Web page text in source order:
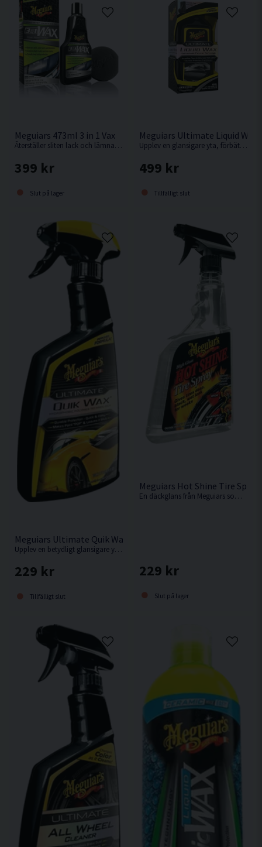
Meguiars 473ml 3 in 1 Vax
Återställer sliten lack och lämnar efter sig ett skyddande lager vax, allt i ett steg!
399 kr
Slut på lager
Meguiars Ultimate Liquid Wax
Upplev en glansigare yta, förbättrat skydd och ännu mer vattenavrinning!
499 kr
Tillfälligt slut
Meguiars Ultimate Quik Wax 473ml Sprayvax
Upplev en betydligt glansigare yta, bättre skydd och mer vattenavrinning! Bara att spraya på och torka av, även i direkt solljus!
229 kr
Tillfälligt slut
Meguiars Hot Shine Tire
En däckglans från Meguiars som ger däcken ett våtliknande utseende med mörk glans!
229 kr
Slut på lager